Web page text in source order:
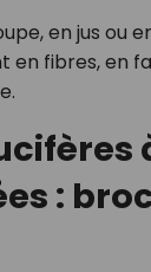
en jus ou
en fibres, en
: